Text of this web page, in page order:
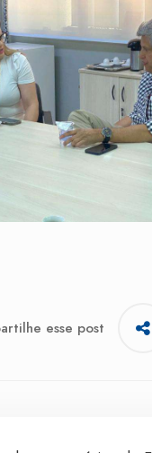
esse post